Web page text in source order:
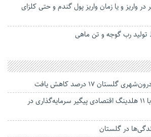
واریز و یا زمان واریز پول گندم و حتی کلزای
رب گوجه و تن ماهی
۱۷ درصد کاهش یافت
استاندار: بابک زنجانی با ۱۱ هلدینگ اقتصادی پیگیر سرمایه‌گذاری در